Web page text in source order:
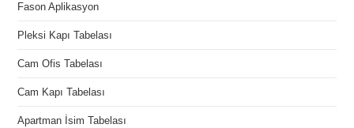
Fason Aplikasyon
Pleksi Kapı Tabelası
Cam Ofis Tabelası
Cam Kapı Tabelası
Apartman İsim Tabelası